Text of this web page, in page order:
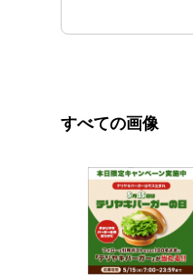
すべての画像